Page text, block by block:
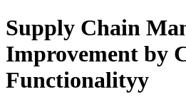
Supply Chain
Improvement by
Functionalityy